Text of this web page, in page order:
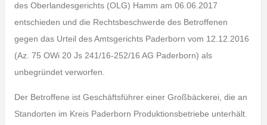
des Oberlandesgerichts (OLG) Hamm am 06.06.2017
entschieden und die Rechtsbeschwerde des Betroffenen
gegen das Urteil des Amtsgerichts Paderborn vom 12.12.2016
(Az. 75 OWi 20 Js 241/16-252/16 AG Paderborn) als
unbegründet verworfen.
Der Betroffene ist Geschäftsführer einer Großbäckerei, die an
Standorten im Kreis Paderborn Produktionsbetriebe unterhält.